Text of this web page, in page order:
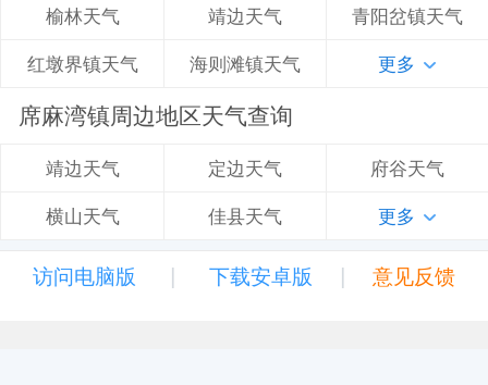
榆林天气 靖边天气 青阳岔镇天气
红墩界镇天气 海则滩镇天气 更多
席麻湾镇周边地区天气查询
靖边天气 定边天气 府谷天气
横山天气 佳县天气 更多
访问电脑版 | 下载安卓版 | 意见反馈